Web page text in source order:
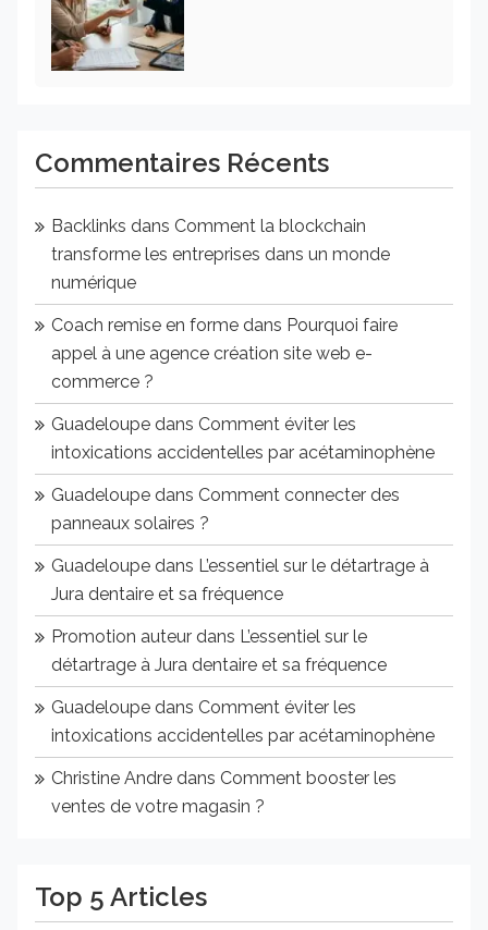
Commentaires Récents
Backlinks dans Comment la blockchain
transforme les entreprises dans un monde
numérique
Coach remise en forme dans Pourquoi faire
appel à une agence création site web e-
commerce ?
Guadeloupe dans Comment éviter les
intoxications accidentelles par acétaminophène
Guadeloupe dans Comment connecter des
panneaux solaires ?
Guadeloupe dans L’essentiel sur le détartrage à
Jura dentaire et sa fréquence
Promotion auteur dans L’essentiel sur le
détartrage à Jura dentaire et sa fréquence
Guadeloupe dans Comment éviter les
intoxications accidentelles par acétaminophène
Christine Andre dans Comment booster les
ventes de votre magasin ?
Top 5 Articles